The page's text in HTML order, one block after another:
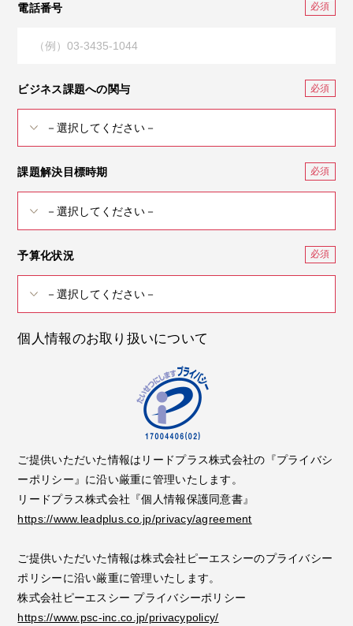
電話番号
ビジネス課題への関与
課題解決目標時期
予算化状況
個人情報のお取り扱いについて
ご提供いただいた情報はリードプラス株式会社の『プライバシ
ーポリシー』に沿い厳重に管理いたします。
リードプラス株式会社『個人情報保護同意書』
https://www.leadplus.co.jp/privacy/agreement
ご提供いただいた情報は株式会社ピーエスシーのプライバシー
ポリシーに沿い厳重に管理いたします。
株式会社ピーエスシー プライバシーポリシー
https://www.psc-inc.co.jp/privacypolicy/